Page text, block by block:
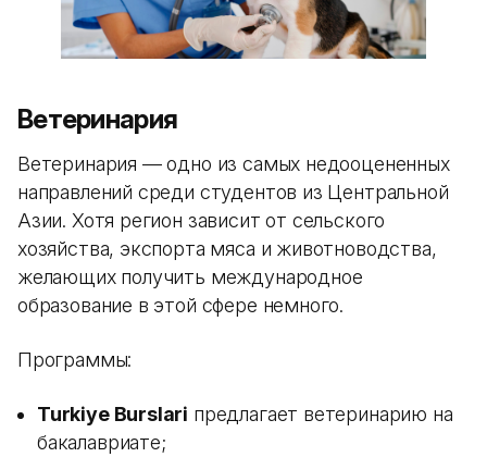
Ветеринария
Ветеринария — одно из самых недооцененных
направлений среди студентов из Центральной
Азии. Хотя регион зависит от сельского
хозяйства, экспорта мяса и животноводства,
желающих получить международное
образование в этой сфере немного.
Программы:
Turkiye Burslari предлагает ветеринарию на
бакалавриате;